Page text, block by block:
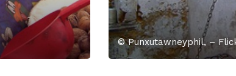
© Punxutawneyphil, –